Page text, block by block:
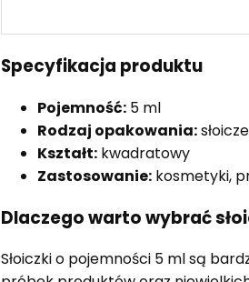
Specyfikacja produktu
Pojemność:5 ml
Rodzaj opakowania:
Kształt:kwadratowy
Zastosowanie:kosmetyki,
Dlaczego warto wybrać
Słoiczki o pojemności 5 ml są